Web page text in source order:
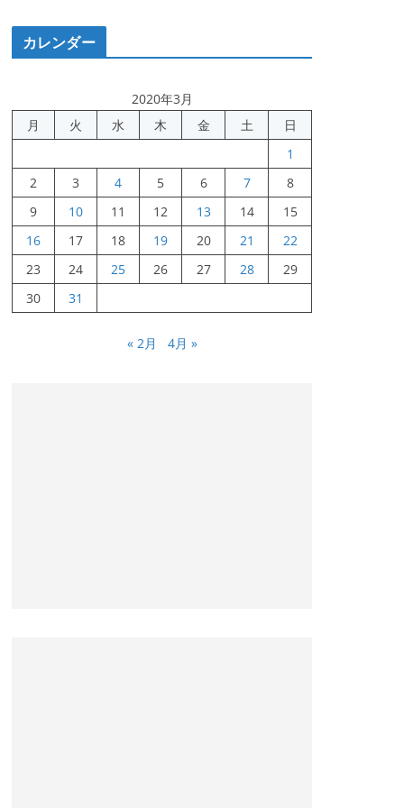
カレンダー
2020年3月
月
火 水 木 金 土
日
1
2
3 4 5 6 7
8
9
10 11 12 13 14
15
16
17 18 19 20 21
22
23
24 25 26 27 28
29
30
31
« 2月 4月 »